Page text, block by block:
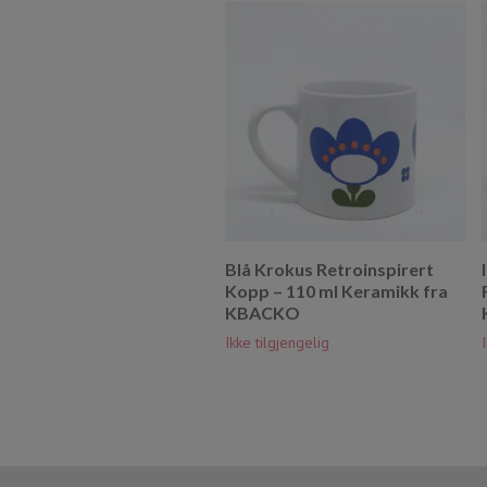
Blå Krokus Retroinspirert
Kopp – 110 ml Keramikk fra
KBACKO
Ikke tilgjengelig